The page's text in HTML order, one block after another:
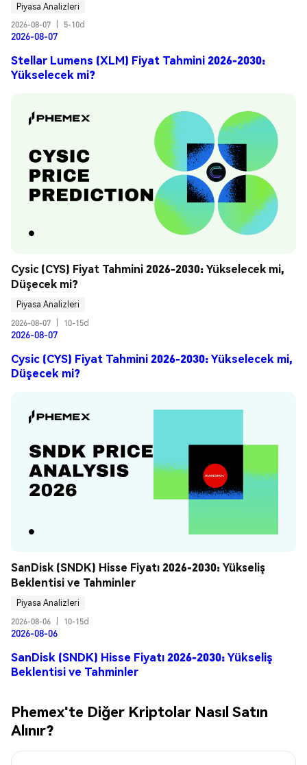
Piyasa Analizleri
2026-08-07
5-10d
2026-08-07
Stellar Lumens (XLM) Fiyat Tahmini 2026-2030:
Yükselecek mi?
Cysic (CYS) Fiyat Tahmini 2026-2030: Yükselecek mi,
Düşecek mi?
Piyasa Analizleri
2026-08-07
10-15d
2026-08-07
Cysic (CYS) Fiyat Tahmini 2026-2030: Yükselecek mi,
Düşecek mi?
SanDisk (SNDK) Hisse Fiyatı 2026-2030: Yükseliş
Beklentisi ve Tahminler
Piyasa Analizleri
2026-08-06
10-15d
2026-08-06
SanDisk (SNDK) Hisse Fiyatı 2026-2030: Yükseliş
Beklentisi ve Tahminler
Phemex'te Diğer Kriptolar Nasıl Satın
Alınır?